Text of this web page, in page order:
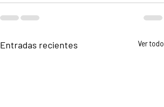
Entradas recientes Ver todo